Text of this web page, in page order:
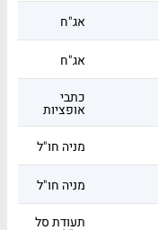
אג"ח
אג"ח
כתבי
אופציות
מניה חו"ל
מניה חו"ל
תעודת סל